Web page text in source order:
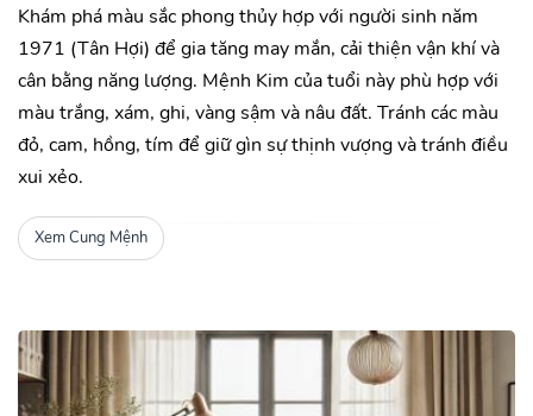
Khám phá màu sắc phong thủy hợp với người sinh năm
1971 (Tân Hợi) để gia tăng may mắn, cải thiện vận khí và
cân bằng năng lượng. Mệnh Kim của tuổi này phù hợp với
màu trắng, xám, ghi, vàng sậm và nâu đất. Tránh các màu
đỏ, cam, hồng, tím để giữ gìn sự thịnh vượng và tránh điều
xui xẻo.
Xem Cung Mệnh